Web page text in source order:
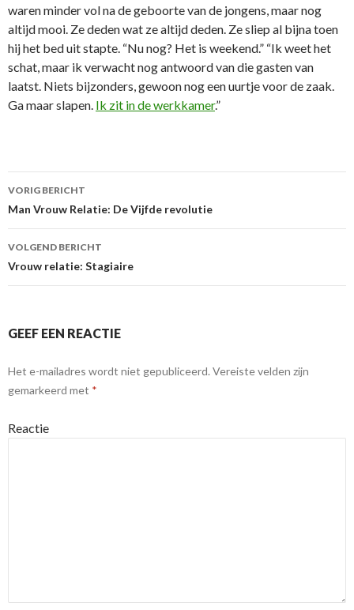
waren minder vol na de geboorte van de jongens, maar nog
altijd mooi. Ze deden wat ze altijd deden. Ze sliep al bijna toen
hij het bed uit stapte. “Nu nog? Het is weekend.” “Ik weet het
schat, maar ik verwacht nog antwoord van die gasten van
laatst. Niets bijzonders, gewoon nog een uurtje voor de zaak.
Ga maar slapen. Ik zit in de werkkamer.”
Berichtnavigatie
VORIG BERICHT
Man Vrouw Relatie: De Vijfde revolutie
VOLGEND BERICHT
Vrouw relatie: Stagiaire
GEEF EEN REACTIE
Het e-mailadres wordt niet gepubliceerd. Vereiste velden zijn
gemarkeerd met *
Reactie